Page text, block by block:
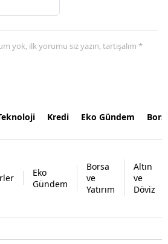
yok, ilk yorumu siz yazın, tartışalım *
Kredi Eko Gündem
Eko
Gündem
Borsa
ve
Yatırım
Altın
ve
Döviz